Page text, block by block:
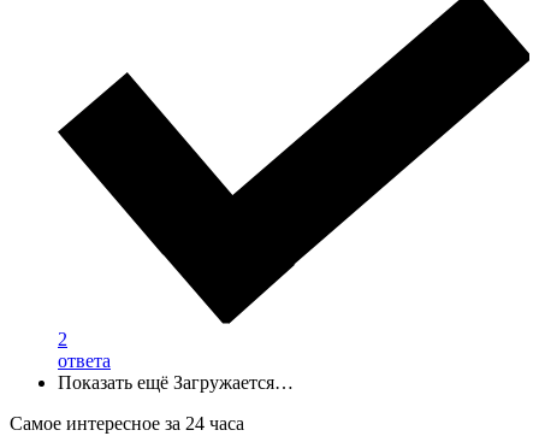
2
ответа
Показать ещё Загружается…
Самое интересное за 24 часа